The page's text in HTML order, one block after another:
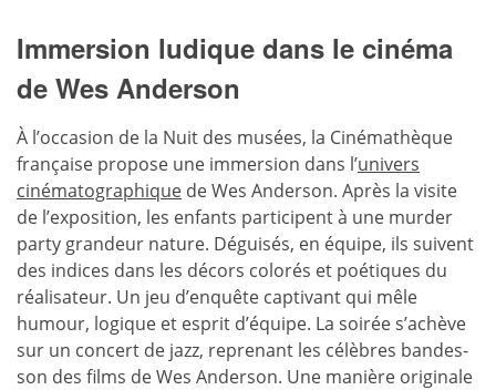
Immersion ludique dans le cinéma
de Wes Anderson
À l’occasion de la Nuit des musées, la Cinémathèque
française propose une immersion dans l’univers
cinématographique de Wes Anderson. Après la visite
de l’exposition, les enfants participent à une murder
party grandeur nature. Déguisés, en équipe, ils suivent
des indices dans les décors colorés et poétiques du
réalisateur. Un jeu d’enquête captivant qui mêle
humour, logique et esprit d’équipe. La soirée s’achève
sur un concert de jazz, reprenant les célèbres bandes-
son des films de Wes Anderson. Une manière originale